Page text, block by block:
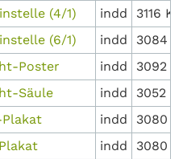
(4/1)
indd
3116 KB
(6/1)
indd
3084
Poster
indd
3092
Säule
indd
3052
indd
3080
indd
3080